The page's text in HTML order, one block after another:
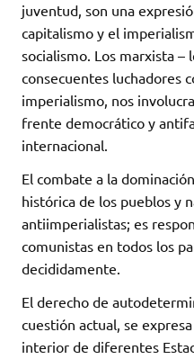
juventud, son una
capitalismo y el
socialismo. Los marxista –
consecuentes luchadores
imperialismo, nos
frente democrático y
internacional.
El combate a la
histórica de los pueblos y
antiimperialistas; es
comunistas en todos los
decididamente.
El derecho de
cuestión actual, se
interior de diferentes